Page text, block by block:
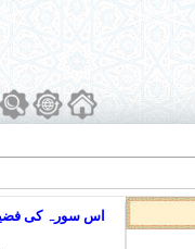
اس سورہ کی